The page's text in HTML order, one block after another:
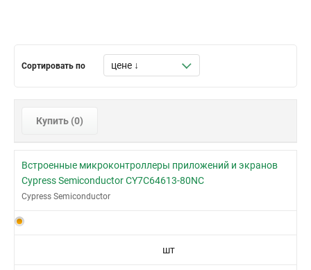
Сортировать по
Купить (0)
Встроенные микроконтроллеры приложений и экранов
Cypress Semiconductor CY7C64613-80NC
Cypress Semiconductor
шт